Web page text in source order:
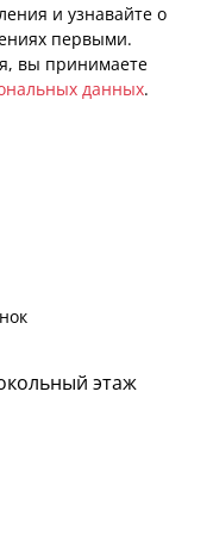
и узнавайте о
первыми.
вы принимаете
данных.
этаж